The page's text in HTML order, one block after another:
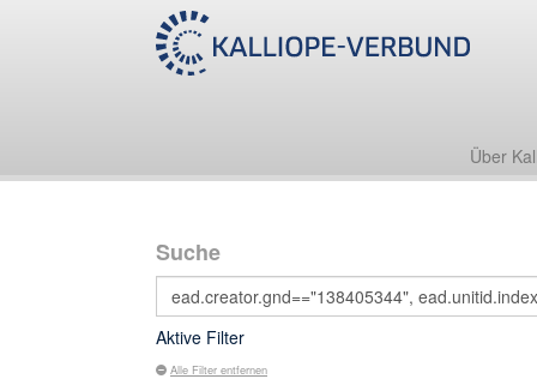
Über
Suche
Aktive Filter
Alle Filter entfernen